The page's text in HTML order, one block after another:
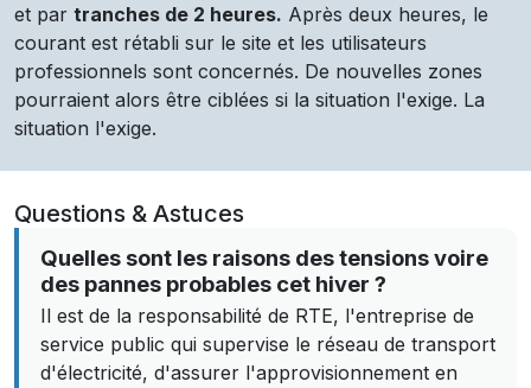
et par tranches de 2 heures. Après deux heures, le
courant est rétabli sur le site et les utilisateurs
professionnels sont concernés. De nouvelles zones
pourraient alors être ciblées si la situation l'exige. La
situation l'exige.
Questions & Astuces
Quelles sont les raisons des tensions voire
des pannes probables cet hiver ?
Il est de la responsabilité de RTE, l'entreprise de
service public qui supervise le réseau de transport
d'électricité, d'assurer l'approvisionnement en